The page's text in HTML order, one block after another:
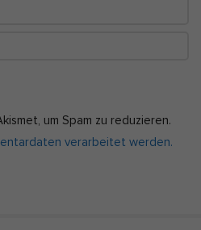
um Spam zu reduzieren.
verarbeitet werden.